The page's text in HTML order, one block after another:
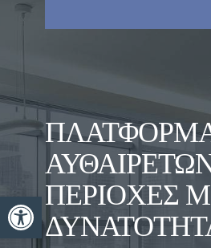
Ανοίξτε τη γραμμή
ΠΕΡΙΟΧΈΣ